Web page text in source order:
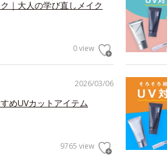
｜大人の学び直しメイク
0 view
2026/03/06
めUVカットアイテム
9765 view